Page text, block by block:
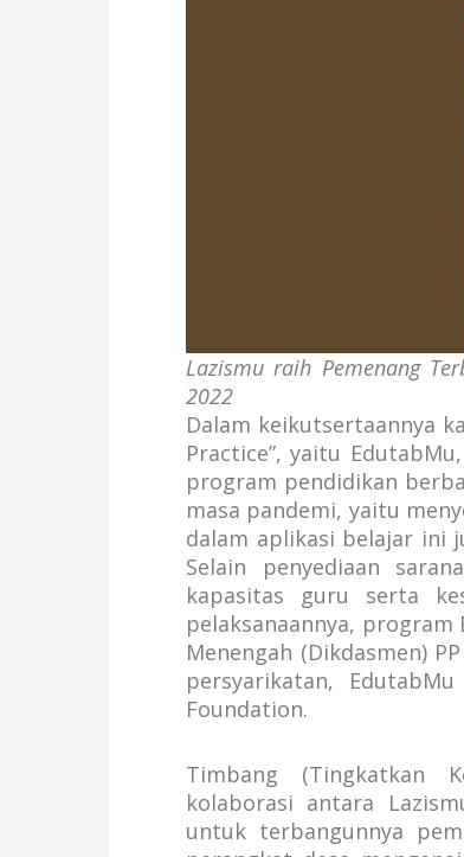
Lazismu raih Pemenang
2022
Dalam keikutsertaannya
Practice”, yaitu
program pendidikan
masa pandemi, yaitu
dalam aplikasi belajar ini
Selain penyediaan
kapasitas guru serta
pelaksanaannya, program
Menengah (Dikdasmen)
persyarikatan,
Foundation.
Timbang (Tingkatkan
kolaborasi antara
untuk terbangunnya